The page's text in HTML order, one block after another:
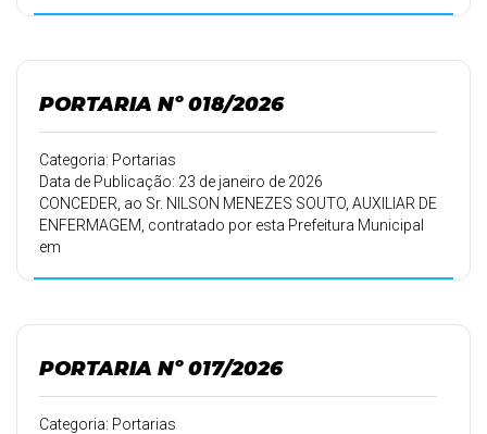
PORTARIA Nº 018/2026
Categoria: Portarias
Data de Publicação: 23 de janeiro de 2026
CONCEDER, ao Sr. NILSON MENEZES SOUTO, AUXILIAR DE
ENFERMAGEM, contratado por esta Prefeitura Municipal
em
PORTARIA Nº 017/2026
Categoria: Portarias